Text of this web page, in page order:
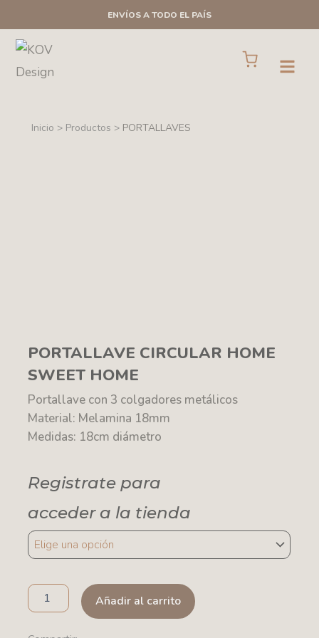
al
contenido
ENVÍOS A TODO EL PAÍS
Open
Cart
Inicio > Productos > PORTALLAVES
PORTALLAVE CIRCULAR HOME
SWEET HOME
Portallave con 3 colgadores metálicos
Material: Melamina 18mm
Medidas: 18cm diámetro
Registrate para
acceder a la tienda
PORTALLAVE
CIRCULAR
HOME
cantidad
Añadir al carrito